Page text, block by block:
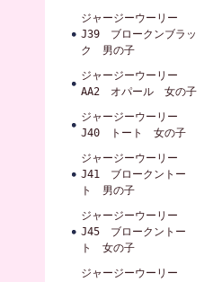
ジャージーウーリー
J39 ブロークンブラッ
ク 男の子
ジャージーウーリー
AA2 オパール 女の子
ジャージーウーリー
J40 トート 女の子
ジャージーウーリー
J41 ブロークントー
ト 男の子
ジャージーウーリー
J45 ブロークントー
ト 女の子
ジャージーウーリー